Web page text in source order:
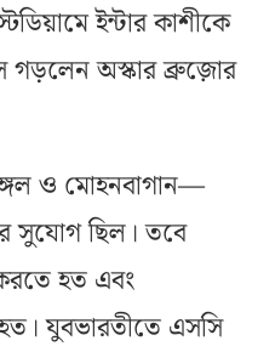
ইন্টার কাশীকে
গড়লেন অস্কার ব্রুজ়োর
ও মোহনবাগান—
সুযোগ ছিল। তবে
হত এবং
যুবভারতীতে এসসি